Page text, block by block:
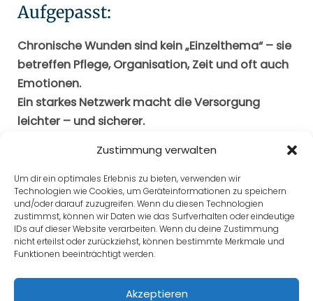
Zustimmung verwalten
Um dir ein optimales Erlebnis zu bieten, verwenden wir
Technologien wie Cookies, um Geräteinformationen zu speichern
und/oder darauf zuzugreifen. Wenn du diesen Technologien
zustimmst, können wir Daten wie das Surfverhalten oder eindeutige
IDs auf dieser Website verarbeiten. Wenn du deine Zustimmung
nicht erteilst oder zurückziehst, können bestimmte Merkmale und
Funktionen beeinträchtigt werden.
Akzeptieren
Aufgepasst:
Chronische Wunden sind kein „Einzelthema“ – sie
betreffen Pflege, Organisation, Zeit und oft auch
Emotionen.
Ein starkes Netzwerk macht die Versorgung
leichter – und sicherer.
Zurück zu Lektion
Weiter